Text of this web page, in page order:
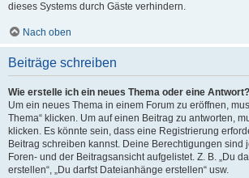
dieses Systems durch Gäste verhindern.
Nach oben
Beiträge schreiben
Wie erstelle ich ein neues Thema oder eine Antwort?
Um ein neues Thema in einem Forum zu eröffnen,
Thema“ klicken. Um auf einen Beitrag zu antworten,
klicken. Es könnte sein, dass eine Registrierung
Beitrag schreiben kannst. Deine Berechtigungen sind
Foren- und der Beitragsansicht aufgelistet. Z. B. „Du
erstellen“, „Du darfst Dateianhänge erstellen“ usw.